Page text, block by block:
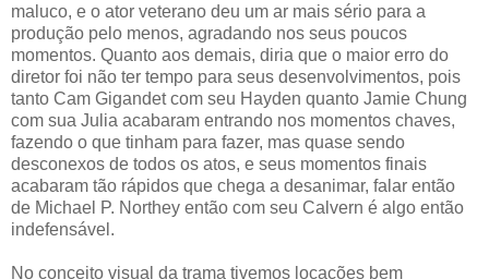
maluco, e o ator veterano deu um ar mais sério para a
produção pelo menos, agradando nos seus poucos
momentos. Quanto aos demais, diria que o maior erro do
diretor foi não ter tempo para seus desenvolvimentos, pois
tanto Cam Gigandet com seu Hayden quanto Jamie Chung
com sua Julia acabaram entrando nos momentos chaves,
fazendo o que tinham para fazer, mas quase sendo
desconexos de todos os atos, e seus momentos finais
acabaram tão rápidos que chega a desanimar, falar então
de Michael P. Northey então com seu Calvern é algo então
indefensável.
No conceito visual da trama tivemos locações bem